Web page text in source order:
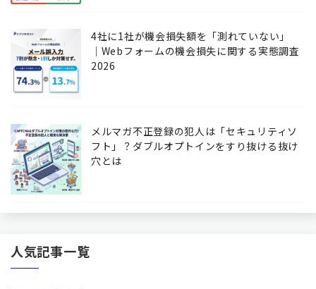
4社に1社が機会損失額を「測れていない」
│Webフォームの機会損失に関する実態調査
2026
メルマガ不正登録の犯人は「セキュリティソ
フト」？ダブルオプトインをすり抜ける抜け
穴とは
人気記事一覧